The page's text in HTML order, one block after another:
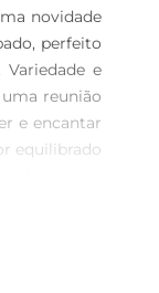
novidade
perfeito
e
reunião
e encantar
equilibrado
servir. Ideal